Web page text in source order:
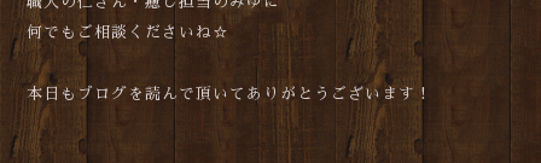
何でもご相談くださいね☆
本日もブログを読んで頂いてありがとうございます！